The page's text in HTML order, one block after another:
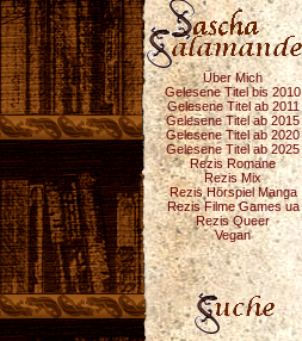
Über Mich
Gelesene Titel bis 2010
Gelesene Titel ab 2011
Gelesene Titel ab 2015
Gelesene Titel ab 2020
Gelesene Titel ab 2025
Rezis Romane
Rezis Mix
Rezis Hörspiel Manga
Rezis Filme Games ua
Rezis Queer
Vegan